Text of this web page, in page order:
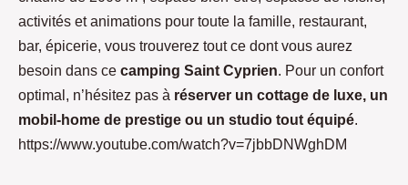
activités et animations pour toute la famille, restaurant,
bar, épicerie, vous trouverez tout ce dont vous aurez
besoin dans ce camping Saint Cyprien. Pour un confort
optimal, n’hésitez pas à réserver un cottage de luxe, un
mobil-home de prestige ou un studio tout équipé.
https://www.youtube.com/watch?v=7jbbDNWghDM